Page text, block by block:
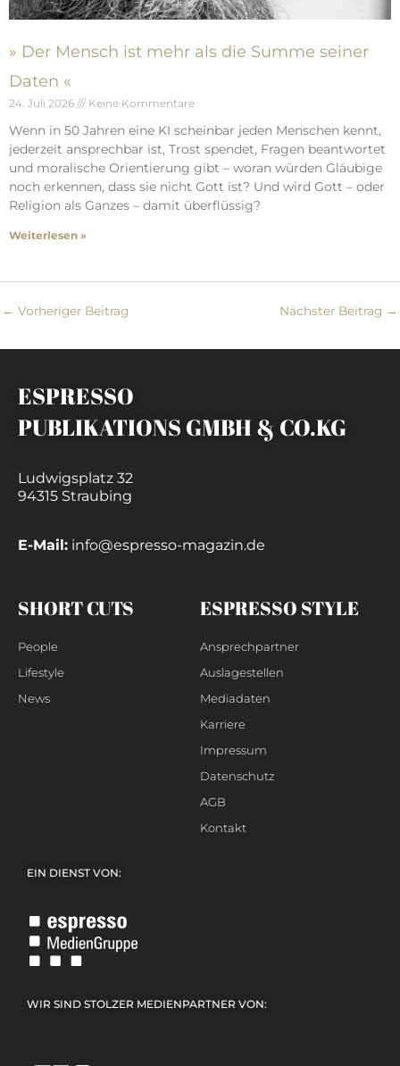
» Der Mensch ist mehr als die Summe seiner
Daten «
24. Juli 2026 Keine Kommentare
Wenn in 50 Jahren eine KI scheinbar jeden Menschen kennt,
jederzeit ansprechbar ist, Trost spendet, Fragen beantwortet
und moralische Orientierung gibt – woran würden Gläubige
noch erkennen, dass sie nicht Gott ist? Und wird Gott – oder
Religion als Ganzes – damit überflüssig?
Weiterlesen »
← Vorheriger Beitrag Nächster Beitrag →
ESPRESSO
PUBLIKATIONS GMBH & CO.KG
Ludwigsplatz 32
94315 Straubing
E-Mail: info@espresso-magazin.de
SHORT CUTS
People
Lifestyle
News
ESPRESSO STYLE
Ansprechpartner
Auslagestellen
Mediadaten
Karriere
Impressum
Datenschutz
AGB
Kontakt
EIN DIENST VON:
WIR SIND STOLZER MEDIENPARTNER VON: